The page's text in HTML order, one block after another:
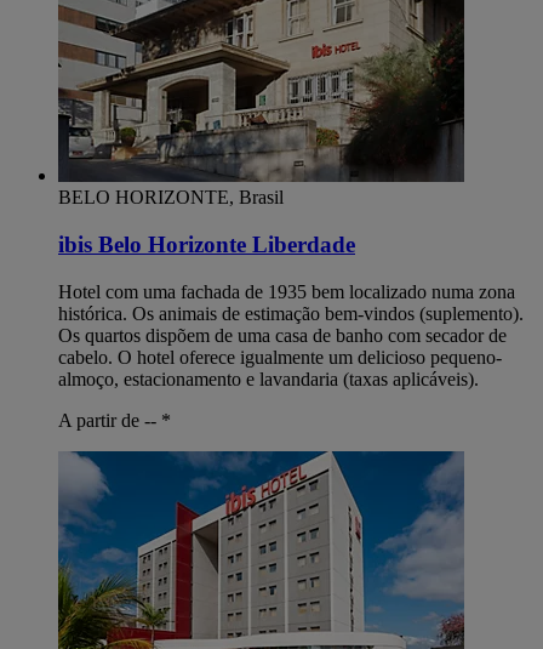
BELO HORIZONTE, Brasil
ibis Belo Horizonte Liberdade
Hotel com uma fachada de 1935 bem localizado numa zona
histórica. Os animais de estimação bem-vindos (suplemento).
Os quartos dispõem de uma casa de banho com secador de
cabelo. O hotel oferece igualmente um delicioso pequeno-
almoço, estacionamento e lavandaria (taxas aplicáveis).
A partir de -- *